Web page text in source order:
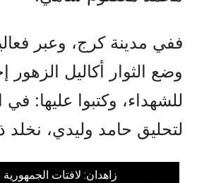
ففي مدينة كرج، وعبر
وضع الثوار أكاليل الزهور
للشهداء، وكتبوا عليها: في
لتحليق حامد وليدي، نخلد
زاهدان: لافتات الجمهورية